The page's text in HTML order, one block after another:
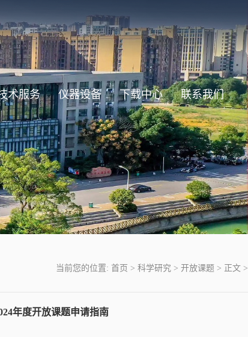
术服务 仪器设备 下载中心 联系我们
当前您的位置: 首页 > 科学研究 > 开放课题 > 正文 >
年度开放课题申请指南